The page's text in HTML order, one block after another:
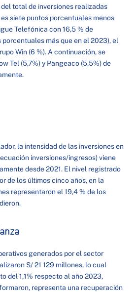
total de inversiones realizadas
siete puntos porcentuales menos
Telefónica con 16,5 % de
porcentuales más que en el 2023), el
Win (6 %). A continuación, se
Tel (5,7%) y Pangeaco (5,5%) de
la intensidad de las inversiones en
inversiones/ingresos) viene
desde 2021. El nivel registrado
de los últimos cinco años, en la
representaron el 19,4 % de los
generados por el sector
S/ 21 129 millones, lo cual
del 1,1% respecto al año 2023,
representa una recuperación